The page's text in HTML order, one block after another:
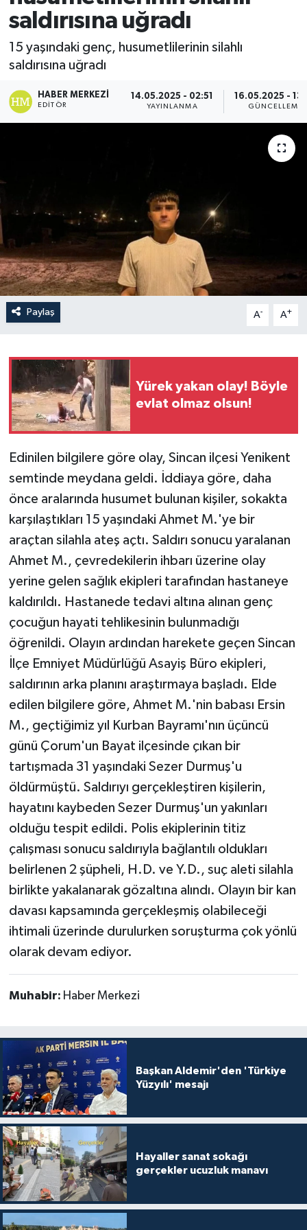
saldırısına uğradı
15 yaşındaki genç, husumetlilerinin silahlı
saldırısına uğradı
HABER MERKEZI
EDITÖR
14.05.2025 - 02:51
YAYINLANMA
16.05.2025 -
GÜNCELLEME
Paylaş A- A+
Yürek yakan olay! Böyle
evlat olmaz olsun!
Edinilen bilgilere göre olay, Sincan ilçesi Yenikent
semtinde meydana geldi. İddiaya göre, daha
önce aralarında husumet bulunan kişiler, sokakta
karşılaştıkları 15 yaşındaki Ahmet M.'ye bir
araçtan silahla ateş açtı. Saldırı sonucu yaralanan
Ahmet M., çevredekilerin ihbarı üzerine olay
yerine gelen sağlık ekipleri tarafından hastaneye
kaldırıldı. Hastanede tedavi altına alınan genç
çocuğun hayati tehlikesinin bulunmadığı
öğrenildi. Olayın ardından harekete geçen Sincan
İlçe Emniyet Müdürlüğü Asayiş Büro ekipleri,
saldırının arka planını araştırmaya başladı. Elde
edilen bilgilere göre, Ahmet M.'nin babası Ersin
M., geçtiğimiz yıl Kurban Bayramı'nın üçüncü
günü Çorum'un Bayat ilçesinde çıkan bir
tartışmada 31 yaşındaki Sezer Durmuş'u
öldürmüştü. Saldırıyı gerçekleştiren kişilerin,
hayatını kaybeden Sezer Durmuş'un yakınları
olduğu tespit edildi. Polis ekiplerinin titiz
çalışması sonucu saldırıyla bağlantılı oldukları
belirlenen 2 şüpheli, H.D. ve Y.D., suç aleti silahla
birlikte yakalanarak gözaltına alındı. Olayın bir kan
davası kapsamında gerçekleşmiş olabileceği
ihtimali üzerinde durulurken soruşturma çok yönlü
olarak devam ediyor.
Muhabir: Haber Merkezi
Başkan Aldemir'den 'Türkiye
Yüzyılı' mesajı
Hayaller sanat sokağı
gerçekler ucuzluk manavı